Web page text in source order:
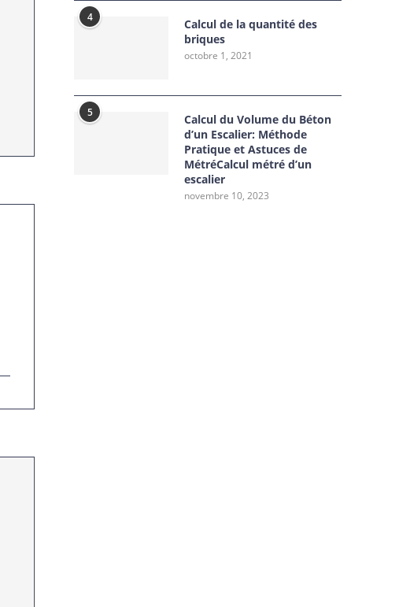
4
Calcul de la quantité des
briques
octobre 1, 2021
5
Calcul du Volume du Béton
d’un Escalier: Méthode
Pratique et Astuces de
MétréCalcul métré d’un
escalier
novembre 10, 2023